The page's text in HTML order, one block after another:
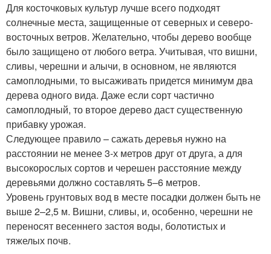
Для косточковых культур лучше всего подходят
солнечные места, защищенные от северных и северо-
восточных ветров. Желательно, чтобы дерево вообще
было защищено от любого ветра. Учитывая, что вишни,
сливы, черешни и алычи, в основном, не являются
самоплодными, то высаживать придется минимум два
дерева одного вида. Даже если сорт частично
самоплодный, то второе дерево даст существенную
прибавку урожая.
Следующее правило – сажать деревья нужно на
расстоянии не менее 3-х метров друг от друга, а для
высокорослых сортов и черешен расстояние между
деревьями должно составлять 5–6 метров.
Уровень грунтовых вод в месте посадки должен быть не
выше 2–2,5 м. Вишни, сливы, и, особенно, черешни не
переносят весеннего застоя воды, болотистых и
тяжелых почв.